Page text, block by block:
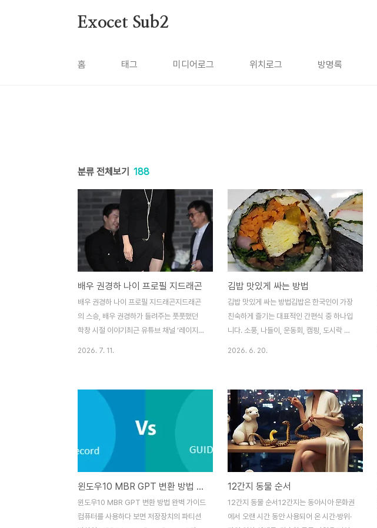
Exocet Sub2
홈 태그 미디어로그 위치로그 방명록
분류 전체보기 188
배우 권경하 나이 프로필 지드래곤
배우 권경하 나이 프로필 지드래곤지드래곤
의 스승, 배우 권경하가 들려주는 풋풋했던
학창 시절 이야기최근 유튜브 채널 ‘레이지래
권경하는 그 시절 제자였던 지드래곤의 모습
을 생생하게 증언하며 그가 왜 지금의 ‘월드
클래스’가 될 수밖에 없었는지에 대한 비하인
드를 공개했습니다.떡잎부터 달랐던 권지용,
중학교 3년을 수놓은 예술적 감각권경하 배
우는 권지용 학생을 1학년부터 3학년까지 3
년 내내 담임을 맡아 지켜봐 왔습니다. 당시
교사가 기억하는 권지용은 단순히 공부하는
학생이 아닌, 학교의 모든 예술적 활동을 주
2026. 7. 11.
김밥 맛있게 싸는 방법
김밥 맛있게 싸는 방법김밥은 한국인이 가장
친숙하게 즐기는 대표적인 간편식 중 하나입
니다. 소풍, 나들이, 운동회, 캠핑, 도시락 메
분 조절, 김의 선택, 재료 배치, 말아주는 방법
등 여러 요소가 김밥 맛을 결정하기 때문입니
다.김밥 재료를 살펴보면 계란지단, 어묵, 맛
살, 햄, 우엉조림, 당근볶음, 단무지, 깻잎, 부
추, 시금치, 김, 밥 등 전통적인 김밥 재료가
잘 준비되어 있습니다. 특히 깻잎과 우엉이
포함된 김밥은 풍미가 깊고 식감이 풍부해 많
은 사람들이 선호하는 조합입니다. 김밥을 더
욱 맛있게 만들기 위해서는 단순히 재료를..
2026. 6. 20.
윈도우10 MBR GPT 변환 방법 완벽 가이드
윈도우10 MBR GPT 변환 방법 완벽 가이드
컴퓨터를 사용하다 보면 저장장치의 파티션
12간지 동물 순서
12간지 동물 순서12간지는 동아시아 문화권
에서 오랜 시간 동안 사용되어 온 시간·방위·